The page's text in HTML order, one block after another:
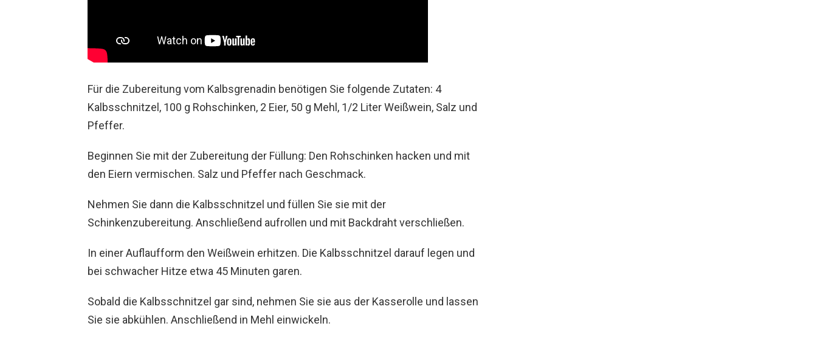
Für die Zubereitung vom Kalbsgrenadin benötigen Sie folgende Zutaten: 4
Kalbsschnitzel, 100 g Rohschinken, 2 Eier, 50 g Mehl, 1/2 Liter Weißwein, Salz und
Pfeffer.
Beginnen Sie mit der Zubereitung der Füllung: Den Rohschinken hacken und mit
den Eiern vermischen. Salz und Pfeffer nach Geschmack.
Nehmen Sie dann die Kalbsschnitzel und füllen Sie sie mit der
Schinkenzubereitung. Anschließend aufrollen und mit Backdraht verschließen.
In einer Auflaufform den Weißwein erhitzen. Die Kalbsschnitzel darauf legen und
bei schwacher Hitze etwa 45 Minuten garen.
Sobald die Kalbsschnitzel gar sind, nehmen Sie sie aus der Kasserolle und lassen
Sie sie abkühlen. Anschließend in Mehl einwickeln.